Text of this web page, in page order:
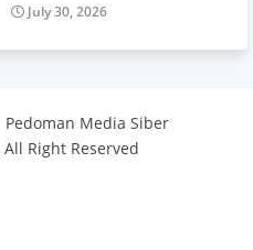
July 30, 2026
Pedoman Media Siber
All Right Reserved